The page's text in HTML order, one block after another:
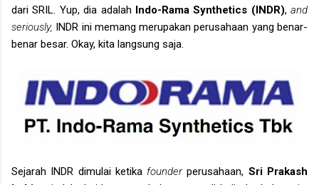
dari SRIL. Yup, dia adalah Indo-Rama Synthetics (INDR), and
seriously, INDR ini memang merupakan perusahaan yang benar-
benar besar. Okay, kita langsung saja.
Sejarah INDR dimulai ketika founderperusahaan, Sri Prakash